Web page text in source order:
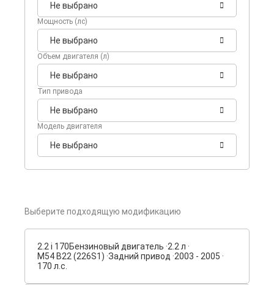
Не выбрано
Мощность (лс)
Не выбрано
Объем двигателя (л)
Не выбрано
Тип привода
Не выбрано
Модель двигателя
Не выбрано
Выберите подходящую модификацию
2.2 i 170Бензиновый двигатель ·2.2 л ·
M54 B22 (226S1) ·Задний привод ·2003 - 2005 ·
170 л.с.